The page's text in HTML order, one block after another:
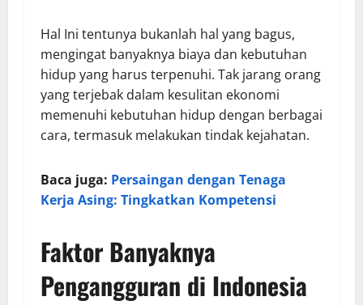
Hal Ini tentunya bukanlah hal yang bagus,
mengingat banyaknya biaya dan kebutuhan
hidup yang harus terpenuhi. Tak jarang orang
yang terjebak dalam kesulitan ekonomi
memenuhi kebutuhan hidup dengan berbagai
cara, termasuk melakukan tindak kejahatan.
Baca juga: Persaingan dengan Tenaga
Kerja Asing: Tingkatkan Kompetensi
Faktor Banyaknya
Pengangguran di Indonesia